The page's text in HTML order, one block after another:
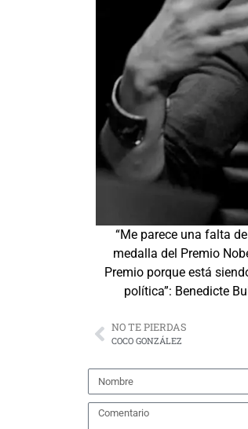
“Me parece una falta
medalla del Premio
Premio porque está
política”: Benedicte
NO TE PIERDAS
COCO GONZÁLEZ